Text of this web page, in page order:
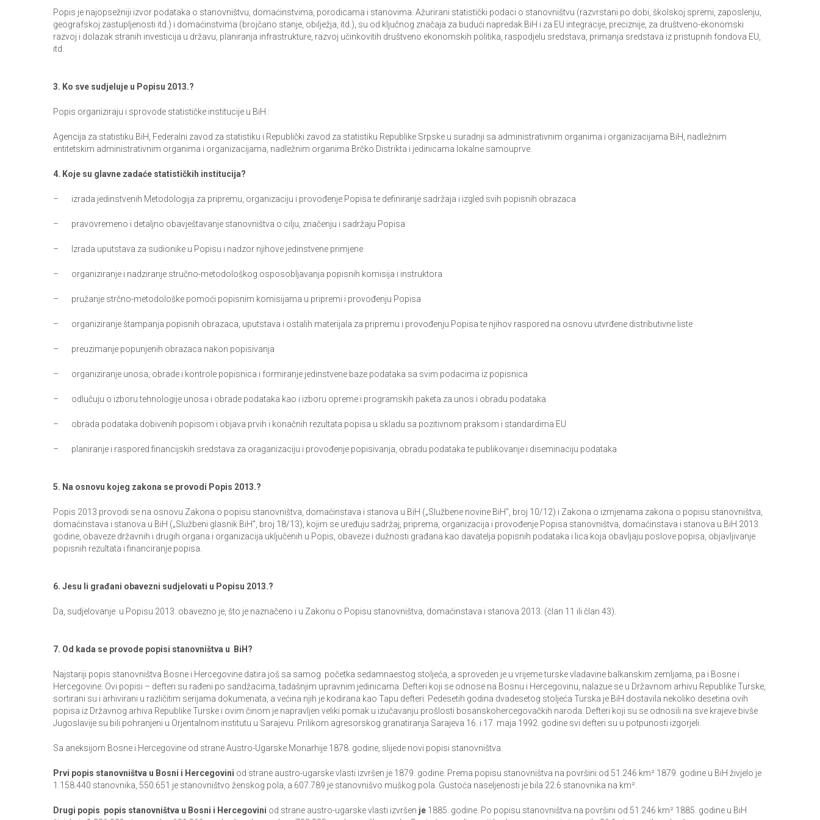
Popis je najopsežniji izvor podataka o stanovništvu, domaćinstvima, porodicama i stanovima. Ažurirani statistički podaci o stanovništvu (razvrstani po dobi, školskoj spremi, zaposlenju,
geografskoj zastupljenosti itd.) i domaćinstvima (brojčano stanje, obilježja, itd.), su od ključnog značaja za budući napredak BiH i za EU integracije, preciznije, za društveno-ekonomski
razvoj i dolazak stranih investicija u državu, planiranja infrastrukture, razvoj učinkovitih društveno ekonomskih politika, raspodjelu sredstava, primanja sredstava iz pristupnih fondova EU,
itd.
3. Ko sve sudjeluje u Popisu 2013.?
Popis organiziraju i sprovode statističke institucije u BiH :
Agencija za statistiku BiH, Federalni zavod za statistiku i Republički zavod za statistiku Republike Srpske u suradnji sa administrativnim organima i organizacijama BiH, nadležnim
entitetskim administrativnim organima i organizacijama, nadležnim organima Brčko Distrikta i jedinicama lokalne samouprve.
4. Koje su glavne zadaće statističkih institucija?
– izrada jedinstvenih Metodologija za pripremu, organizaciju i provođenje Popisa te definiranje sadržaja i izgled svih popisnih obrazaca
– pravovremeno i detaljno obavještavanje stanovništva o cilju, značenju i sadržaju Popisa
– Izrada uputstava za sudionike u Popisu i nadzor njihove jedinstvene primjene
– organiziranje i nadziranje stručno-metodološkog osposobljavanja popisnih komisija i instruktora
– pružanje strčno-metodološke pomoći popisnim komisijama u pripremi i provođenju Popisa
– organiziranje štampanja popisnih obrazaca, uputstava i ostalih materijala za pripremu i provođenju Popisa te njihov raspored na osnovu utvrđene distributivne liste
– preuzimanje popunjenih obrazaca nakon popisivanja
– organiziranje unosa, obrade i kontrole popisnica i formiranje jedinstvene baze podataka sa svim podacima iz popisnica
– odlučuju o izboru tehnologije unosa i obrade podataka kao i izboru opreme i programskih paketa za unos i obradu podataka
– obrada podataka dobivenih popisom i objava prvih i konačnih rezultata popisa u skladu sa pozitivnom praksom i standardima EU
– planiranje i raspored financijskih sredstava za oraganizaciju i provođenje popisivanja, obradu podataka te publikovanje i diseminaciju podataka
5. Na osnovu kojeg zakona se provodi Popis 2013.?
Popis 2013 provodi se na osnovu Zakona o popisu stanovništva, domaćinstava i stanova u BiH („Službene novine BiH”, broj 10/12) i Zakona o izmjenama zakona o popisu stanovništva,
domaćinstava i stanova u BiH („Službeni glasnik BiH”, broj 18/13), kojim se uređuju sadržaj, priprema, organizacija i provođenje Popisa stanovništva, domaćinstava i stanova u BiH 2013.
godine, obaveze državnih i drugih organa i organizacija uključenih u Popis, obaveze i dužnosti građana kao davatelja popisnih podataka i lica koja obavljaju poslove popisa, objavljivanje
popisnih rezultata i financiranje popisa.
6. Jesu li građani obavezni sudjelovati u Popisu 2013.?
Da, sudjelovanje u Popisu 2013. obavezno je, što je naznačeno i u Zakonu o Popisu stanovništva, domaćinstava i stanova 2013. (član 11 ili član 43).
7. Od kada se provode popisi stanovništva u BiH?
Najstariji popis stanovništva Bosne i Hercegovine datira još sa samog početka sedamnaestog stoljeća, a sproveden je u vrijeme turske vladavine balkanskim zemljama, pa i Bosne i
Hercegovine. Ovi popisi – defteri su rađeni po sandžacima, tadašnjim upravnim jedinicama. Defteri koji se odnose na Bosnu i Hercegovinu, nalazue se u Državnom arhivu Republike Turske,
sortirani su i arhivirani u različitim serijama dokumenata, a većina njih je kodirana kao Tapu defteri. Pedesetih godina dvadesetog stoljeća Turska je BiH dostavila nekoliko desetina ovih
popisa iz Državnog arhiva Republike Turske i ovim činom je napravljen veliki pomak u izučavanju prošlosti bosanskohercegovačkih naroda. Defteri koji su se odnosili na sve krajeve bivše
Jugoslavije su bili pohranjeni u Orjentalnom institutu u Sarajevu. Prilikom agresorskog granatiranja Sarajeva 16. i 17. maja 1992. godine svi defteri su u potpunosti izgorjeli.
Sa aneksijom Bosne i Hercegovine od strane Austro-Ugarske Monarhije 1878. godine, slijede novi popisi stanovništva.
Prvi popis stanovništva u Bosni i Hercegovini od strane austro-ugarske vlasti izvršen je 1879. godine. Prema popisu stanovništva na površini od 51.246 km² 1879. godine u BiH živjelo je
1.158.440 stanovnika, 550.651 je stanovništvo ženskog pola, a 607.789 je stanovnišvo muškog pola. Gustoća naseljenosti je bila 22.6 stanovnika na km².
Drugi popis popis stanovništva u Bosni i Hercegovini od strane austro-ugarske vlasti izvršen je 1885. godine. Po popisu stanovništva na površini od 51.246 km² 1885. godine u BiH